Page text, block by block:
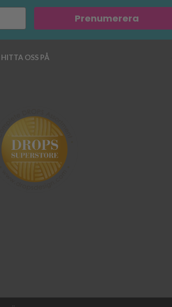
Prenumerera
HITTA OSS PÅ